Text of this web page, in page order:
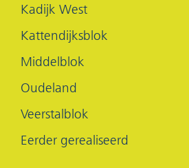
Kadijk West
Kattendijksblok
Middelblok
Oudeland
Veerstalblok
Eerder gerealiseerd